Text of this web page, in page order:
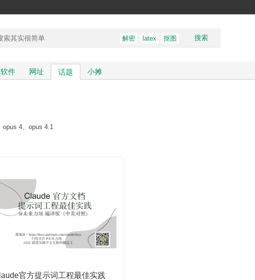
搜索
解密 latex 抠图
软件 网址 话题 小摊
4、opus 4.1
官方提示词工程最佳实践